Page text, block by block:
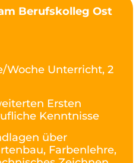
Berufskolleg Ost
Woche Unterricht, 2
Ersten
Kenntnisse
über
Farbenlehre,